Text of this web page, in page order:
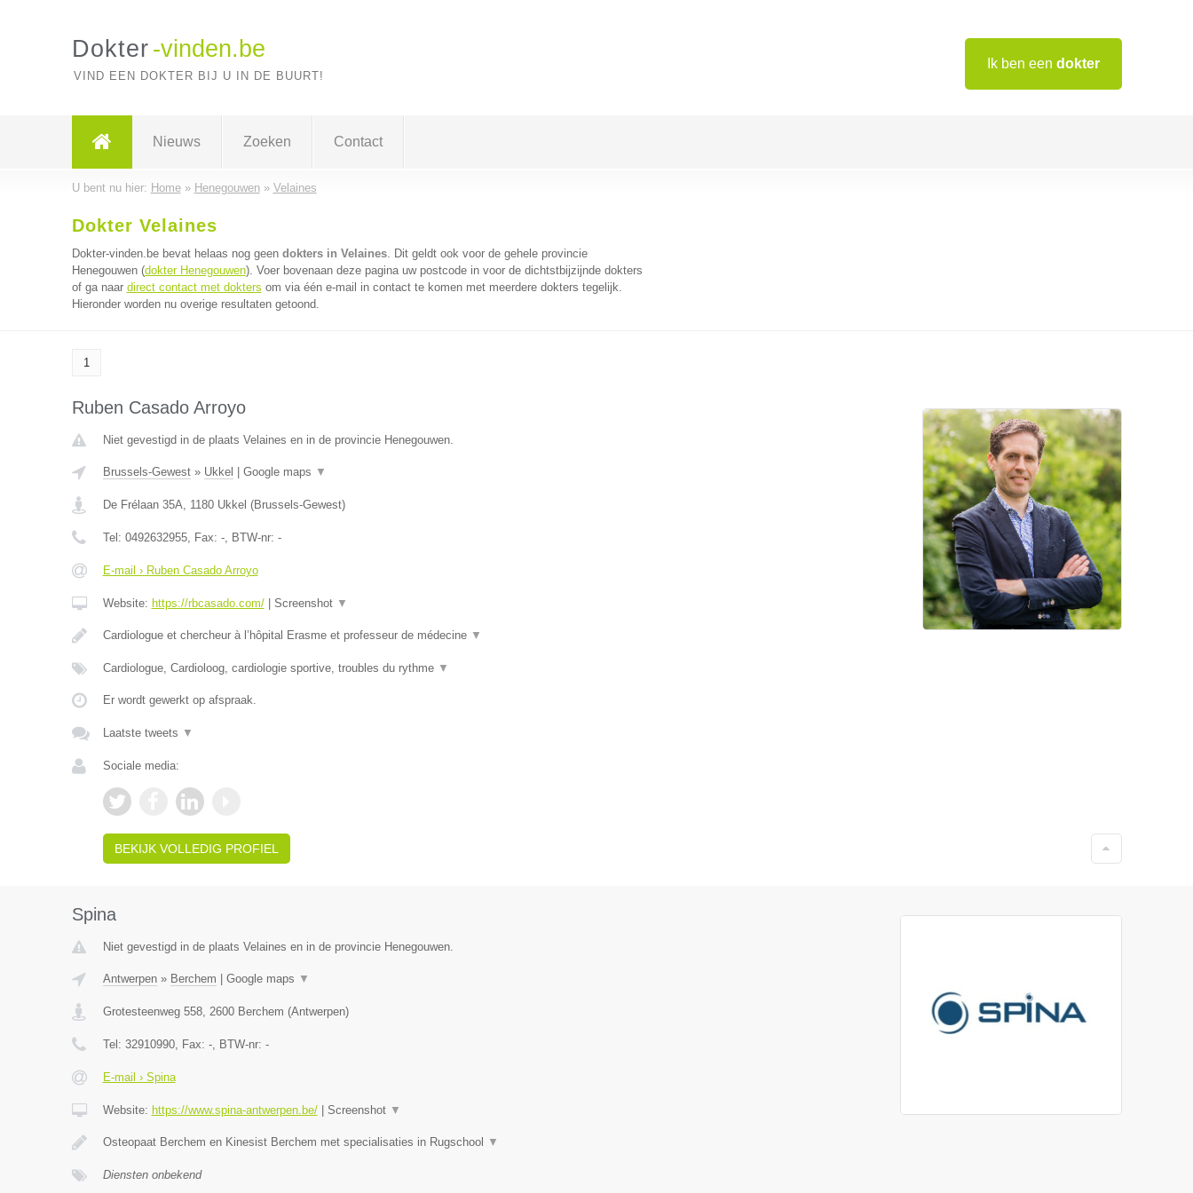
Ik ben een dokter
Dokter -vinden.be
VIND EEN DOKTER BIJ U IN DE BUURT!
Nieuws Zoeken Contact
U bent nu hier: Home» Henegouwen» Velaines
Dokter Velaines
Dokter-vinden.be bevat helaas nog geen dokters in Velaines. Dit geldt ook voor de gehele provincie
Henegouwen (dokter Henegouwen). Voer bovenaan deze pagina uw postcode in voor de dichtstbijzijnde dokters
of ga naar direct contact met dokters om via één e-mail in contact te komen met meerdere dokters tegelijk.
Hieronder worden nu overige resultaten getoond.
1
Ruben Casado Arroyo
Niet gevestigd in de plaats Velaines en in de provincie Henegouwen.
Brussels-Gewest» Ukkel Google maps ▼
De Frélaan 35A, 1180 Ukkel (Brussels-Gewest)
Tel: 0492632955, Fax: -, BTW-nr: -
E-mail › Ruben Casado Arroyo
Website: https://rbcasado.com/| Screenshot ▼
Cardiologue et chercheur à l’hôpital Erasme et professeur de médecine ▼
Cardiologue, Cardioloog, cardiologie sportive, troubles du rythme ▼
Er wordt gewerkt op afspraak.
Laatste tweets ▼
Sociale media:
BEKIJK VOLLEDIG PROFIEL
Spina
Niet gevestigd in de plaats Velaines en in de provincie Henegouwen.
Antwerpen» Berchem Google maps ▼
Grotesteenweg 558, 2600 Berchem (Antwerpen)
Tel: 32910990, Fax: -, BTW-nr: -
E-mail › Spina
Website: https://www.spina-antwerpen.be/| Screenshot ▼
Osteopaat Berchem en Kinesist Berchem met specialisaties in Rugschool ▼
Diensten onbekend